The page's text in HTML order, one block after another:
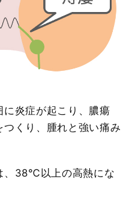
炎症が起こり、膿瘍
つくり、腫れと強い痛み
、38℃以上の高熱にな